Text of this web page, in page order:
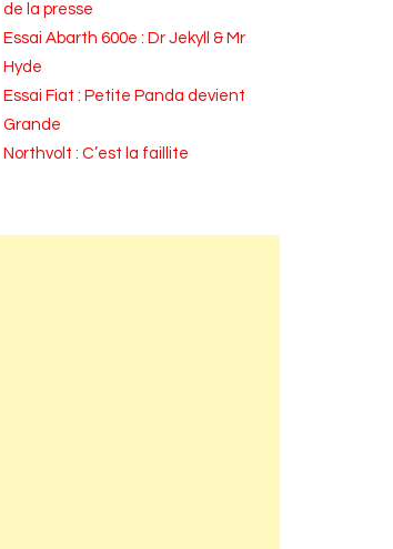
de la presse
Essai Abarth 600e : Dr Jekyll & Mr
Hyde
Essai Fiat : Petite Panda devient
Grande
Northvolt : C’est la faillite